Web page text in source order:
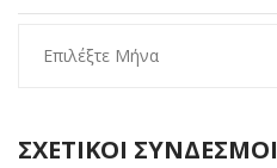
ΣΧΕΤΙΚΟΊ ΣΎΝΔΕΣΜΟΙ